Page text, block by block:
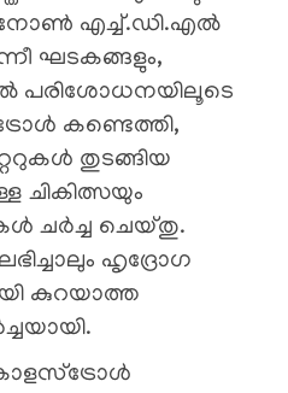
എച്ച്.ഡി.എല്‍
ഘടകങ്ങളും,
പരിശോധനയിലൂടെ
കണ്ടെത്തി,
തുടങ്ങിയ
ചികിത്സയും
ചർച്ച ചെയ്തു.
ഹൃദ്രോഗ
കുറയാത്ത